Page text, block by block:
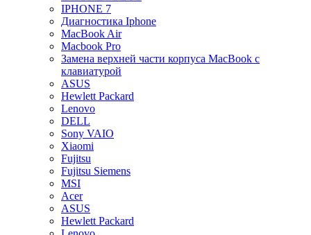
IPHONE 7
Диагностика Iphone
MacBook Air
Macbook Pro
Замена верхней части корпуса MacBook с
клавиатурой
ASUS
Hewlett Packard
Lenovo
DELL
Sony VAIO
Xiaomi
Fujitsu
Fujitsu Siemens
MSI
Acer
ASUS
Hewlett Packard